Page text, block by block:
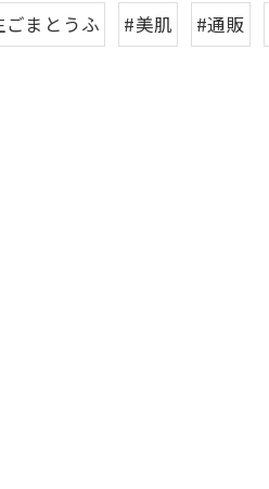
ごまとうふ #美肌 #通販